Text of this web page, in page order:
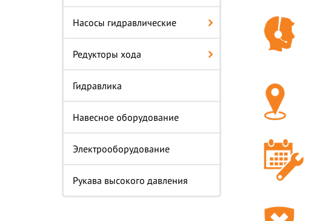
Насосы гидравлические
Редукторы хода
Гидравлика
Навесное оборудование
Электрооборудование
Рукава высокого давления